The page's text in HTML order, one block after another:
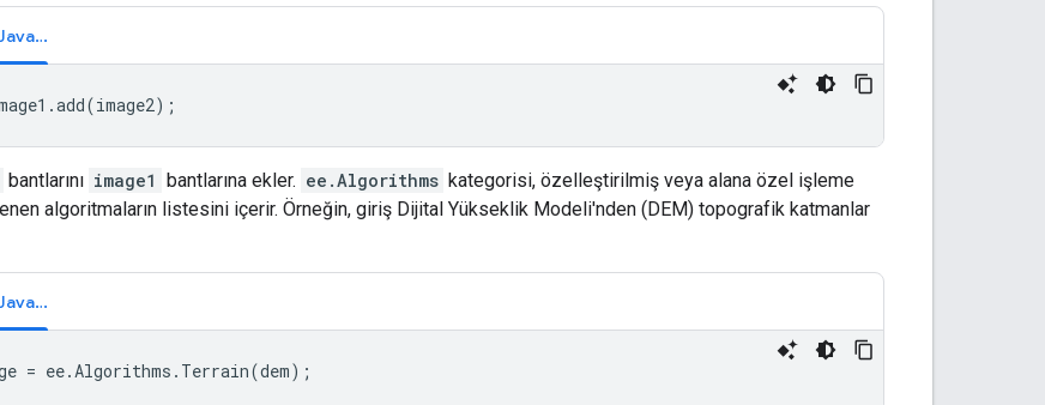
Kod Düzenleyici (JavaScript)
.add(image2);
bantlarını image1 bantlarına ekler. ee.Algorithms kategorisi, özelleştirilmiş veya alana özel işleme
algoritmaların listesini içerir. Örneğin, giriş Dijital Yükseklik Modeli'nden (DEM) topografik katmanlar
Kod Düzenleyici (JavaScript)
= ee.Algorithms . Terrain(dem);